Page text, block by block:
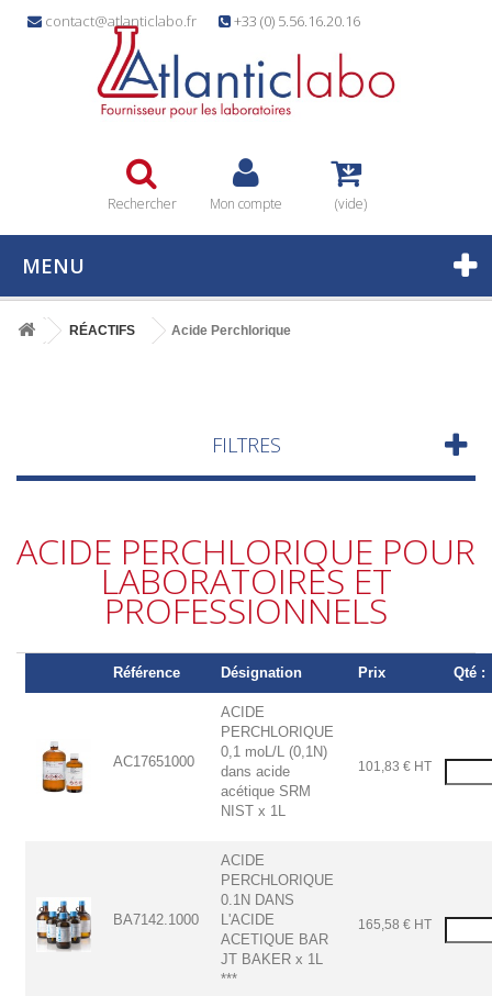
contact@atlanticlabo.fr +33 (0) 5.56.16.20.16
Rechercher Mon compte (vide)
MENU
RÉACTIFS Acide Perchlorique
FILTRES
ACIDE PERCHLORIQUE POUR
LABORATOIRES ET
PROFESSIONNELS
Référence Désignation Prix Qté :
AC17651000
ACIDE
PERCHLORIQUE
0,1 moL/L (0,1N)
dans acide
acétique SRM
NIST x 1L
101,83 € HT
BA7142.1000
ACIDE
PERCHLORIQUE
0.1N DANS
L'ACIDE
ACETIQUE BAR
JT BAKER x 1L
***
165,58 € HT